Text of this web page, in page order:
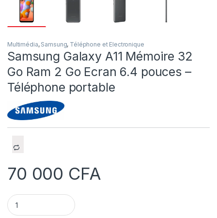
Multimédia, Samsung, Téléphone et Electronique
Samsung Galaxy A11 Mémoire 32
Go Ram 2 Go Ecran 6.4 pouces –
Téléphone portable
70 000 CFA
Samsung Galaxy A11 Mémoire 32 Go Ram 2 Go Ecran 6.4